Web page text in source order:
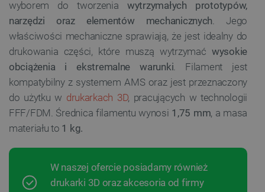
wyborem do tworzenia wytrzymałych prototypów,
narzędzi oraz elementów mechanicznych. Jego
właściwości mechaniczne sprawiają, że jest idealny do
drukowania części, które muszą wytrzymać wysokie
obciążenia i ekstremalne warunki. Filament jest
kompatybilny z systemem AMS oraz jest przeznaczony
do użytku w drukarkach 3D, pracujących w technologii
FFF/FDM. Średnica filamentu wynosi 1,75 mm, a masa
materiału to 1 kg.
W naszej ofercie posiadamy również
drukarki 3D oraz akcesoria od firmy